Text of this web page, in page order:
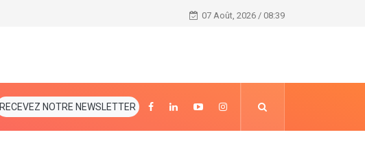
Football : Eliminatoires Mondial Qatar 2022: Les
07 Août, 2026 / 08:39
RECEVEZ NOTRE NEWSLETTER